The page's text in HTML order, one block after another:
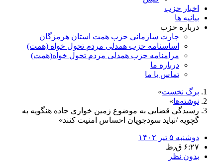
اخبار حزب
بیانیه ها
درباره حزب
چارت سازمانی حزب همت استان هرمزگان
اساسنامه حزب همدلی مردم تحول خواه (همت)
مرامنامه حزب همدلی مردم تحول خواه(همت)
درباره ما
تماس با ما
برگ نخست
نوشته‌ها
رسیدگی قضایی به موضوع زمین خواری جاده هنگویه به
گچویه /نباید سودجویان احساس امنیت کنند
دوشنبه ۵ تیر ۱۴۰۲
۶:۲۷ ق٫ظ
بدون نظر